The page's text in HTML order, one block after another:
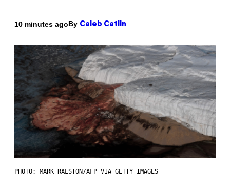
10 minutes agoBy Caleb Catlin
PHOTO: MARK RALSTON/AFP VIA GETTY IMAGES